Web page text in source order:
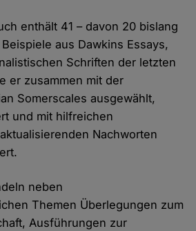
enthält 41 – davon 20 bislang
aus Dawkins Essays,
Schriften der letzten
er zusammen mit der
Somerscales ausgewählt,
und mit hilfreichen
Nachworten
neben
Themen Überlegungen zum
Ausführungen zur